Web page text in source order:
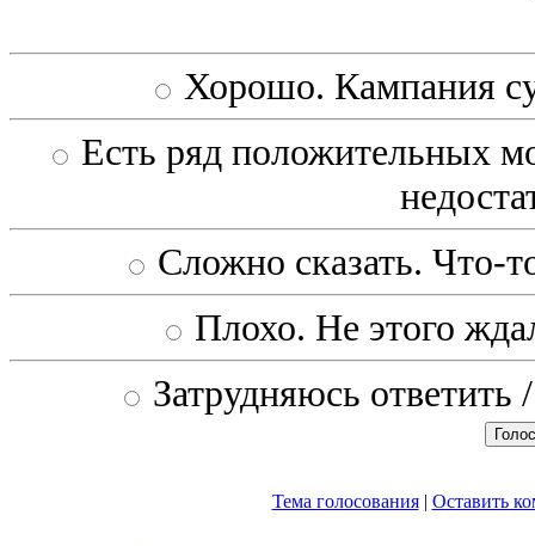
Хорошо. Кампания
Есть ряд положительных
Сложно сказать. Что-
Плохо. Не этого
Затрудняюсь
Тема голосования| Оставить